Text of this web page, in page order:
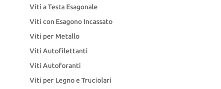
Viti a Testa Esagonale
Viti con Esagono Incassato
Viti per Metallo
Viti Autofilettanti
Viti Autoforanti
Viti per Legno e Truciolari